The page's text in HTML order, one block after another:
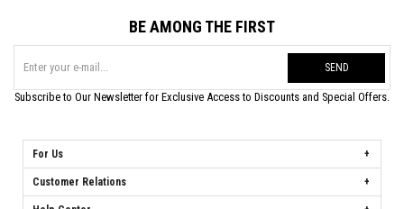
BE AMONG THE FIRST
SEND
Subscribe to Our Newsletter for Exclusive Access to Discounts and Special Offers.
For Us
Customer Relations